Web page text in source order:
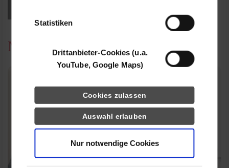
Statistiken
Drittanbieter-Cookies (u.a.
YouTube, Google Maps)
Cookies zulassen
Auswahl erlauben
Nur notwendige Cookies
News